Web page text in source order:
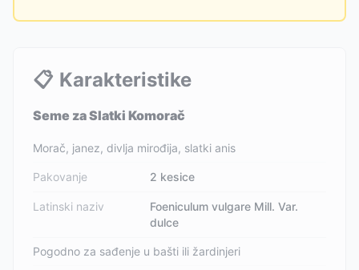
📋 Karakteristike
Seme za Slatki Komorač
Morač, janez, divlja mirođija, slatki anis
Pakovanje 2 kesice
Latinski naziv
Foeniculum vulgare Mill. Var.
dulce
Pogodno za sađenje u bašti ili žardinjeri